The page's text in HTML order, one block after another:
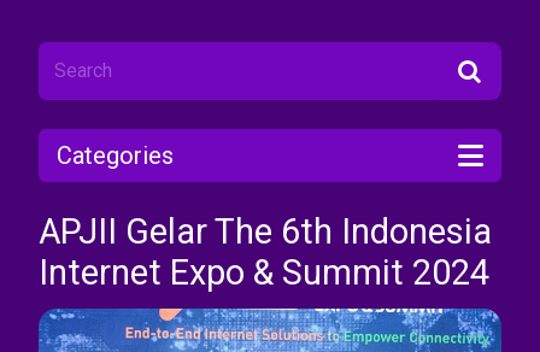
Categories
APJII Gelar The 6th Indonesia
Internet Expo & Summit 2024